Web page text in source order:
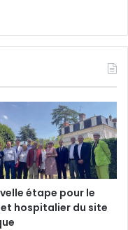
étape pour le
hospitalier du site